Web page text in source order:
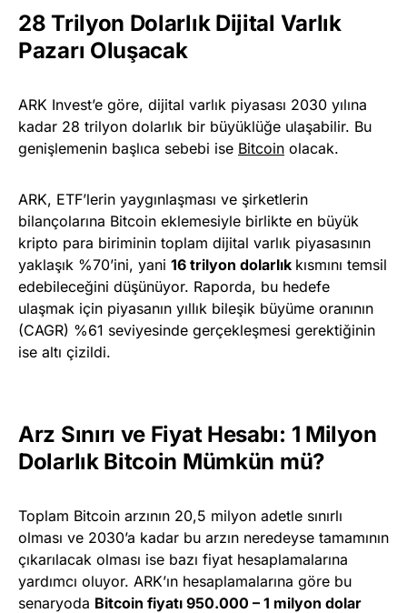
28 Trilyon Dolarlık Dijital Varlık
Pazarı Oluşacak
ARK Invest’e göre, dijital varlık piyasası 2030 yılına
kadar 28 trilyon dolarlık bir büyüklüğe ulaşabilir. Bu
genişlemenin başlıca sebebi ise Bitcoin olacak.
ARK, ETF’lerin yaygınlaşması ve şirketlerin
bilançolarına Bitcoin eklemesiyle birlikte en büyük
kripto para biriminin toplam dijital varlık piyasasının
yaklaşık %70’ini, yani 16 trilyon dolarlık kısmını temsil
edebileceğini düşünüyor. Raporda, bu hedefe
ulaşmak için piyasanın yıllık bileşik büyüme oranının
(CAGR) %61 seviyesinde gerçekleşmesi gerektiğinin
ise altı çizildi.
Arz Sınırı ve Fiyat Hesabı: 1 Milyon
Dolarlık Bitcoin Mümkün mü?
Toplam Bitcoin arzının 20,5 milyon adetle sınırlı
olması ve 2030’a kadar bu arzın neredeyse tamamının
çıkarılacak olması ise bazı fiyat hesaplamalarına
yardımcı oluyor. ARK’ın hesaplamalarına göre bu
senaryoda Bitcoin fiyatı 950.000 – 1 milyon dolar